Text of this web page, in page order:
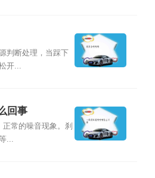
判断处理，当踩下
开...
回事
常的噪音现象。刹
...